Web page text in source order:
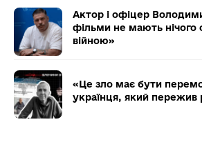
Актор і офіцер
фільми не мають нічого
війною»
«Це зло має бути
українця, який пережив